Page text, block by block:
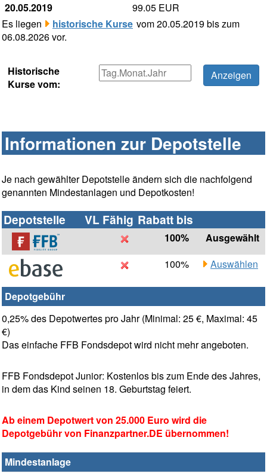
20.05.2019
99.05 EUR
Es liegen
historische Kurse vom 20.05.2019 bis zum
06.08.2026 vor.
Historische
Kurse vom:
Informationen zur Depotstelle
Je nach gewählter Depotstelle ändern sich die nachfolgend
genannten Mindestanlagen und Depotkosten!
Depotstelle VL Fähig Rabatt bis
100%
Ausgewählt
100%
Auswählen
Depotgebühr
0,25% des Depotwertes pro Jahr (Minimal: 25 €, Maximal: 45
€)
Das einfache FFB Fondsdepot wird nicht mehr angeboten.
FFB Fondsdepot Junior: Kostenlos bis zum Ende des Jahres,
in dem das Kind seinen 18. Geburtstag feiert.
Ab einem Depotwert von 25.000 Euro wird die
Depotgebühr von Finanzpartner.DE übernommen!
Mindestanlage